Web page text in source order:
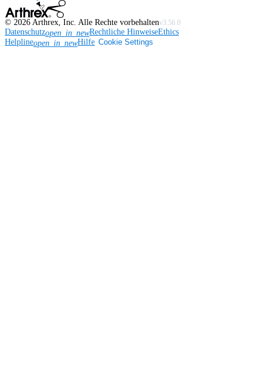
© 2026 Arthrex, Inc. Alle Rechte vorbehaltenv3.56.0
Datenschutzopen_in_newRechtliche HinweiseEthics
Helplineopen_in_newHilfe Cookie Settings